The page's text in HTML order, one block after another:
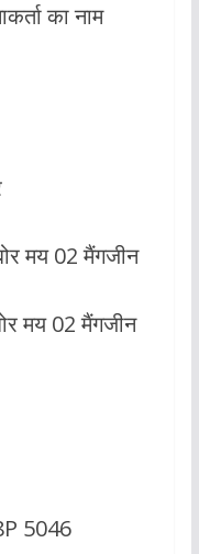
का नाम
मय 02 मैंगजीन
मय 02 मैंगजीन
5046